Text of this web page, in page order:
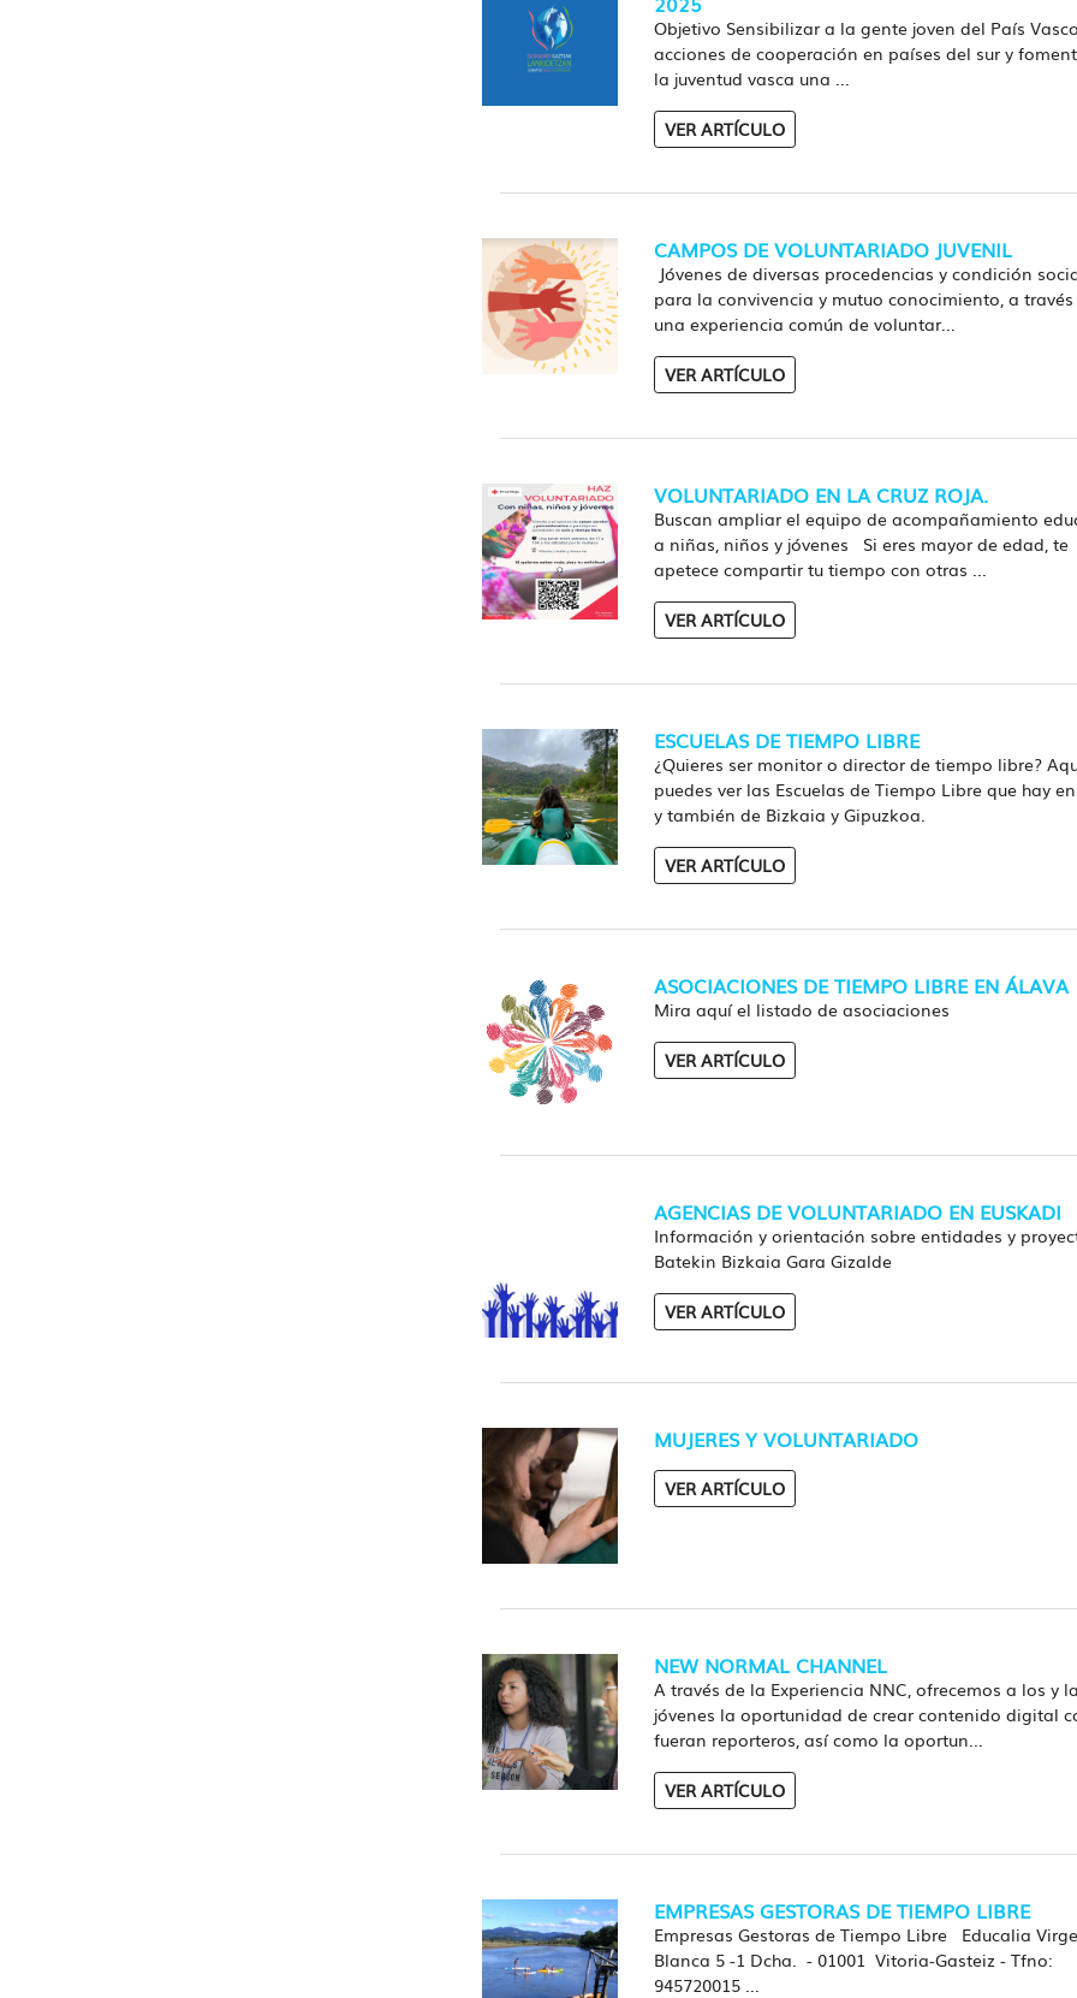
Objetivo Sensibilizar a la gente joven del País
acciones de cooperación en países del sur y
la juventud vasca una ...
VER ARTÍCULO
CAMPOS DE VOLUNTARIADO JUVENIL
Jóvenes de diversas procedencias y condición
para la convivencia y mutuo conocimiento, a través
una experiencia común de voluntar...
VER ARTÍCULO
VOLUNTARIADO EN LA CRUZ ROJA.
Buscan ampliar el equipo de acompañamiento
a niñas, niños y jóvenes Si eres mayor de edad, te
apetece compartir tu tiempo con otras ...
VER ARTÍCULO
ESCUELAS DE TIEMPO LIBRE
¿Quieres ser monitor o director de tiempo libre?
puedes ver las Escuelas de Tiempo Libre que hay
y también de Bizkaia y Gipuzkoa.
VER ARTÍCULO
ASOCIACIONES DE TIEMPO LIBRE EN ÁLAVA
Mira aquí el listado de asociaciones
VER ARTÍCULO
AGENCIAS DE VOLUNTARIADO EN EUSKADI
Información y orientación sobre entidades y
Batekin Bizkaia Gara Gizalde
VER ARTÍCULO
MUJERES Y VOLUNTARIADO
VER ARTÍCULO
NEW NORMAL CHANNEL
A través de la Experiencia NNC, ofrecemos a los y
jóvenes la oportunidad de crear contenido digital
fueran reporteros, así como la oportun...
VER ARTÍCULO
EMPRESAS GESTORAS DE TIEMPO LIBRE
Empresas Gestoras de Tiempo Libre Educalia
Blanca 5 -1 Dcha. - 01001 Vitoria-Gasteiz - Tfno:
945720015 ...